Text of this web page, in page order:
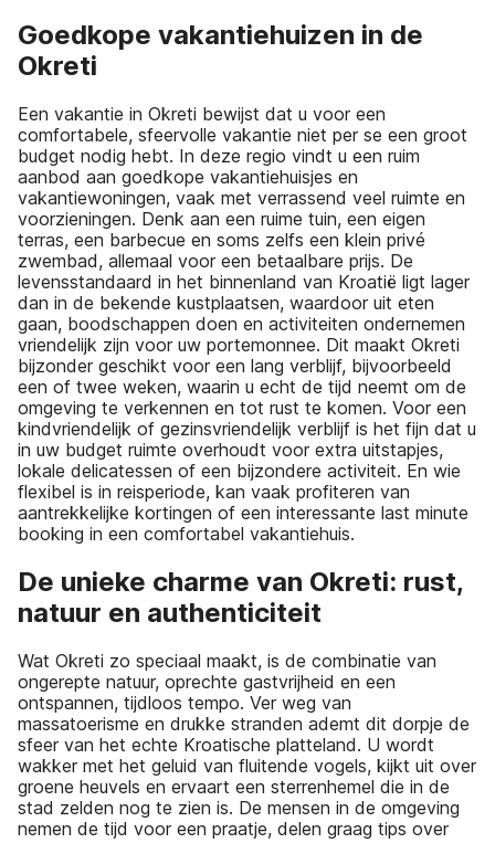
Goedkope vakantiehuizen in de
Okreti
Een vakantie in Okreti bewijst dat u voor een
comfortabele, sfeervolle vakantie niet per se een groot
budget nodig hebt. In deze regio vindt u een ruim
aanbod aan goedkope vakantiehuisjes en
vakantiewoningen, vaak met verrassend veel ruimte en
voorzieningen. Denk aan een ruime tuin, een eigen
terras, een barbecue en soms zelfs een klein privé
zwembad, allemaal voor een betaalbare prijs. De
levensstandaard in het binnenland van Kroatië ligt lager
dan in de bekende kustplaatsen, waardoor uit eten
gaan, boodschappen doen en activiteiten ondernemen
vriendelijk zijn voor uw portemonnee. Dit maakt Okreti
bijzonder geschikt voor een lang verblijf, bijvoorbeeld
een of twee weken, waarin u echt de tijd neemt om de
omgeving te verkennen en tot rust te komen. Voor een
kindvriendelijk of gezinsvriendelijk verblijf is het fijn dat u
in uw budget ruimte overhoudt voor extra uitstapjes,
lokale delicatessen of een bijzondere activiteit. En wie
flexibel is in reisperiode, kan vaak profiteren van
aantrekkelijke kortingen of een interessante last minute
booking in een comfortabel vakantiehuis.
De unieke charme van Okreti: rust,
natuur en authenticiteit
Wat Okreti zo speciaal maakt, is de combinatie van
ongerepte natuur, oprechte gastvrijheid en een
ontspannen, tijdloos tempo. Ver weg van
massatoerisme en drukke stranden ademt dit dorpje de
sfeer van het echte Kroatische platteland. U wordt
wakker met het geluid van fluitende vogels, kijkt uit over
groene heuvels en ervaart een sterrenhemel die in de
stad zelden nog te zien is. De mensen in de omgeving
nemen de tijd voor een praatje, delen graag tips over